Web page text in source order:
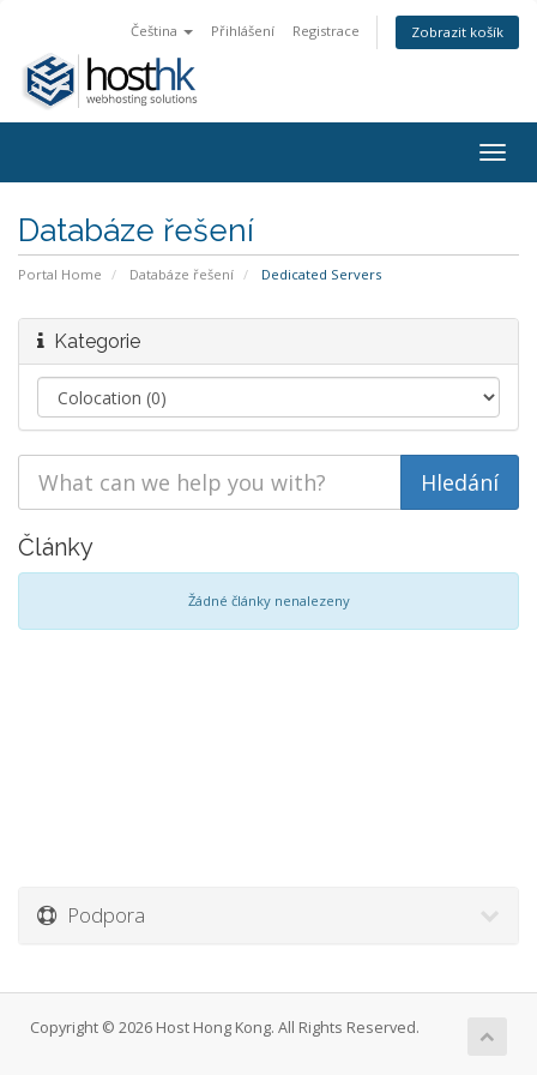
Čeština Přihlášení Registrace Zobrazit košík
Databáze řešení
Portal Home Databáze řešení Dedicated Servers
Kategorie
Články
Žádné články nenalezeny
Podpora
Copyright © 2026 Host Hong Kong. All Rights Reserved.